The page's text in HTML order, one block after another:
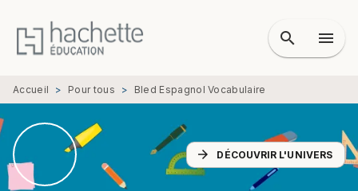
MENU RECHERCHE
PIED DE PAGE
search menu
Accueil > Pour tous > Bled Espagnol Vocabulaire
arrow_forward DÉCOUVRIR L'UNIVERS